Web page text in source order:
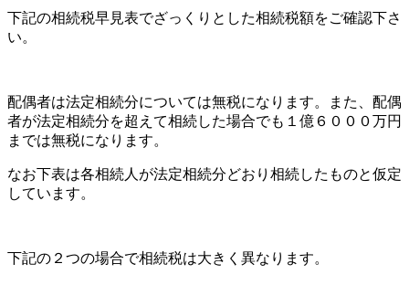
下記の相続税早見表でざっくりとした相続税額をご確認下さ
い。
配偶者は法定相続分については無税になります。また、配偶
者が法定相続分を超えて相続した場合でも１億６０００万円
までは無税になります。
なお下表は各相続人が法定相続分どおり相続したものと仮定
しています。
下記の２つの場合で相続税は大きく異なります。